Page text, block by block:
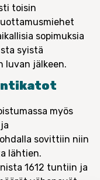
toisin
sopimuksia
syistä
luvan jälkeen.
myös
sovittiin niin
lähtien.
1612 tuntiin ja